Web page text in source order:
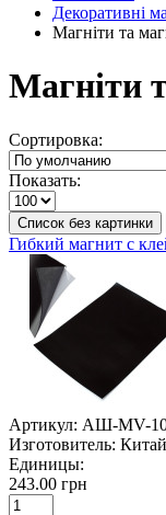
Декоративні
Магніти та
Магніти
Сортировка:
Показать:
Список без картинки
Гибкий магнит с
Артикул: АШ-MV-
Изготовитель: Китай
Единицы:
243.00 грн